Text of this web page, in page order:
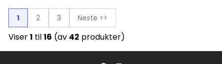
1 2 3 Neste >>
Viser1 til16 (av 42 produkter)